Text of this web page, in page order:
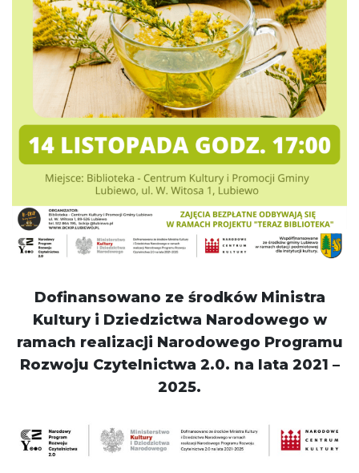
Dofinansowano ze środków Ministra
Kultury i Dziedzictwa Narodowego w
ramach realizacji Narodowego Programu
Rozwoju Czytelnictwa 2.0. na lata 2021 –
2025.